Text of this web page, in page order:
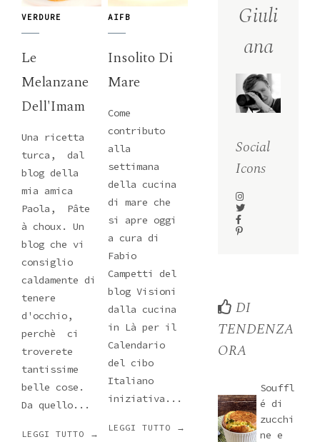
VERDURE
Le
Melanzane
Dell'Imam
Una ricetta
turca, dal
blog della
mia amica
Paola, Pâte
à choux. Un
blog che vi
consiglio
caldamente di
tenere
d'occhio,
perchè ci
troverete
tantissime
belle cose.
Da quello...
LEGGI TUTTO →
AIFB
Insolito Di
Mare
Come
contributo
alla
settimana
della cucina
di mare che
si apre oggi
a cura di
Fabio
Campetti del
blog Visioni
dalla cucina
in Là per il
Calendario
del cibo
Italiano
iniziativa...
LEGGI TUTTO →
Giuli
ana
Social
Icons
DI
TENDENZA
ORA
Souffl
é di
zucchi
ne e